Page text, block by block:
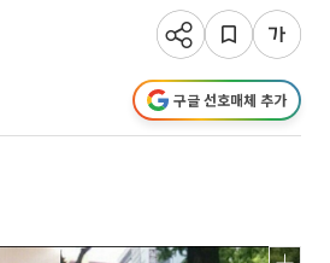
구글 선호매체 추가